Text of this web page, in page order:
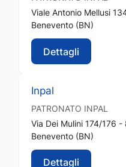
Viale Antonio Mellusi
Benevento (BN)
Dettagli
Inpal
PATRONATO INPAL
Via Dei Mulini 174/176
Benevento (BN)
Dettagli